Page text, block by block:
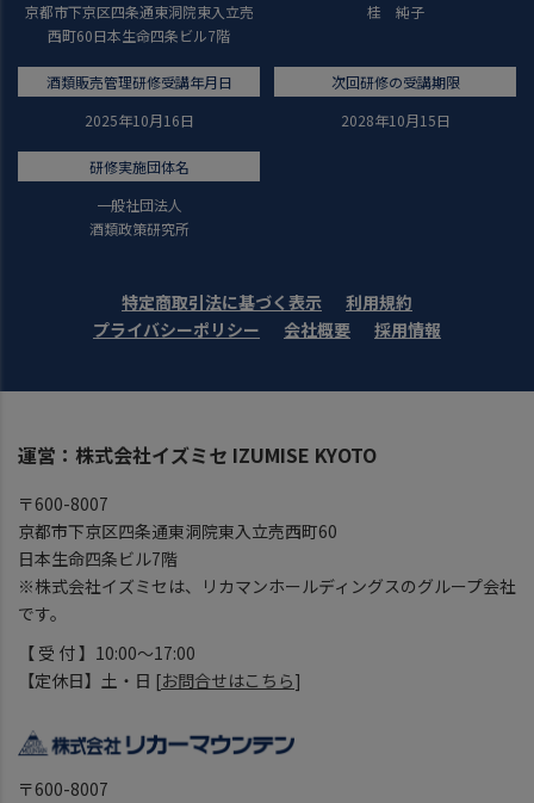
京都市下京区四条通東洞院東入立売
西町60日本生命四条ビル7階
桂 純子
酒類販売管理研修受講年月日
2025年10月16日
次回研修の受講期限
2028年10月15日
研修実施団体名
一般社団法人
酒類政策研究所
特定商取引法に基づく表示
利用規約
プライバシーポリシー
会社概要 採用情報
運営：株式会社イズミセ IZUMISE KYOTO
〒600-8007
京都市下京区四条通東洞院東入立売西町60
日本生命四条ビル7階
※株式会社イズミセは、リカマンホールディングスのグループ会社
です。
【 受 付 】10:00～17:00
【定休日】土・日 [お問合せはこちら]
〒600-8007